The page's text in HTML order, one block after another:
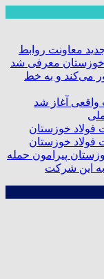
معاونت روابط
معرفی شد
می‌کند و به خط
آغاز شد
پیرامون حمله
به این شرکت